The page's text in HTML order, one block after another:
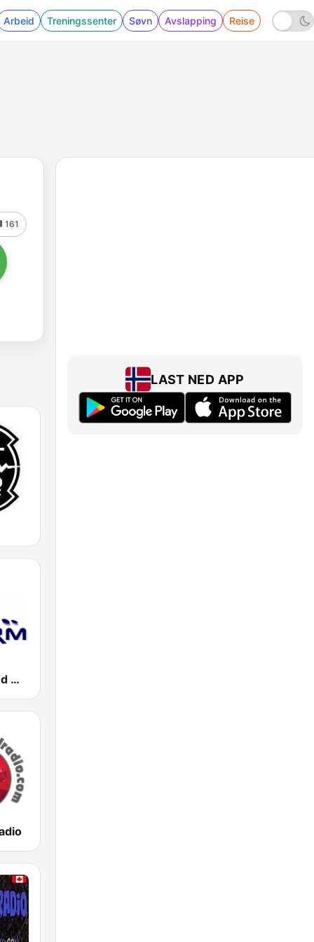
Arbeid Treningssenter Søvn Avslapping Reise
161
Prog Rock and Metal Radio
LAST NED APP